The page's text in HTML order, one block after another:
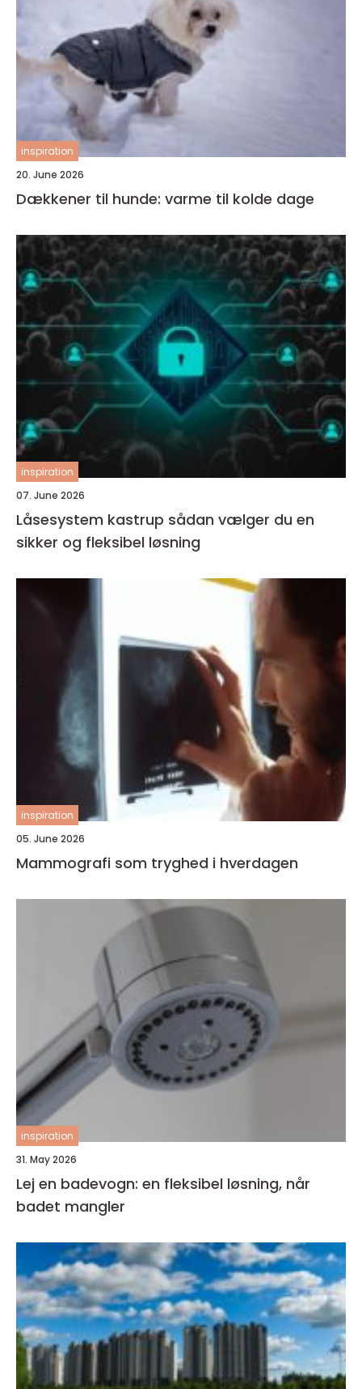
inspiration
20. June 2026
Dækkener til hunde: varme til kolde dage
inspiration
07. June 2026
Låsesystem kastrup sådan vælger du en
sikker og fleksibel løsning
inspiration
05. June 2026
Mammografi som tryghed i hverdagen
inspiration
31. May 2026
Lej en badevogn: en fleksibel løsning, når
badet mangler